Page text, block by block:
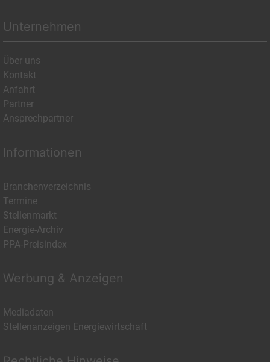
Unternehmen
Über uns
Kontakt
Anfahrt
Partner
Ansprechpartner
Informationen
Branchenverzeichnis
Termine
Stellenmarkt
Energie-Archiv
PPA-Preisindex
Werbung & Anzeigen
Mediadaten
Stellenanzeigen Energiewirtschaft